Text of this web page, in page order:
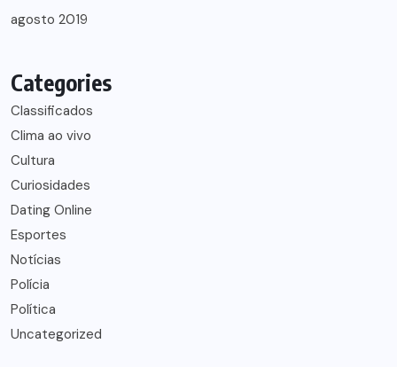
agosto 2019
Categories
Classificados
Clima ao vivo
Cultura
Curiosidades
Dating Online
Esportes
Notícias
Polícia
Política
Uncategorized